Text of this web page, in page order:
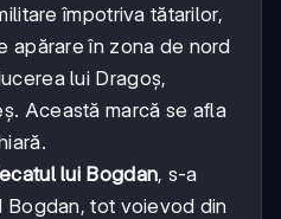
împotriva tătarilor,
apărare în zona de nord
lui Dragoș,
Această marcă se afla
lui Bogdan, s-a
Bogdan, tot voievod din